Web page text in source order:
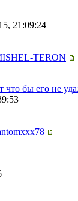
21:09:24
TERON
что бы его не